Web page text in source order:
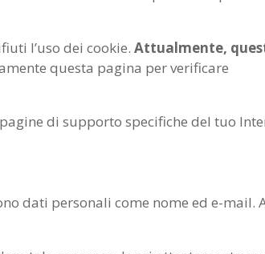
l’uso dei cookie.Attualmente,
questa pagina per verificare
di supporto specifiche del tuo
dati personali come nome ed e-mail.